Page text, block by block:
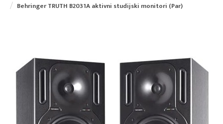
Behringer TRUTH B2031A aktivni studijski monitori (Par)